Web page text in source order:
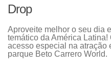
Drop
Aproveite melhor o seu dia
temático da América
acesso especial na atração
parque Beto Carrero World.